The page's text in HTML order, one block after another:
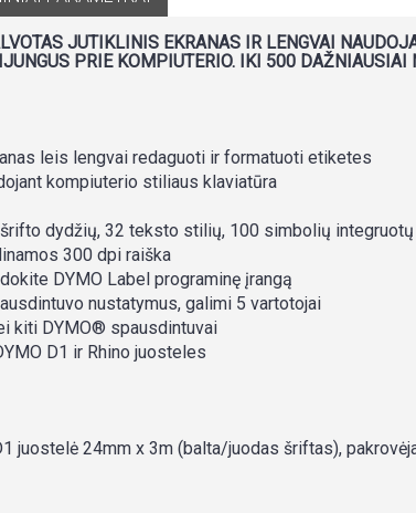
JUTIKLINIS EKRANAS IR LENGVAI
PRIE KOMPIUTERIO. IKI 500
leis lengvai redaguoti ir formatuoti etiketes
kompiuterio stiliaus klaviatūra
dydžių, 32 teksto stilių, 100 simbolių
300 dpi raiška
DYMO Label programinę įrangą
nustatymus, galimi 5 vartotojai
kiti DYMO® spausdintuvai
D1 ir Rhino juosteles
juostelė 24mm x 3m (balta/juodas šriftas),